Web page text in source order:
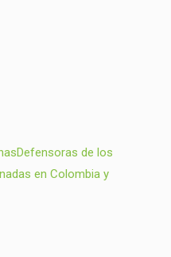
de los
en Colombia y